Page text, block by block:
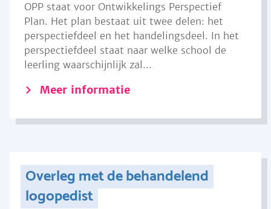
OPP staat voor Ontwikkelings Perspectief
Plan. Het plan bestaat uit twee delen: het
perspectiefdeel en het handelingsdeel. In het
perspectiefdeel staat naar welke school de
leerling waarschijnlijk zal...
Meer informatie
Overleg met de behandelend
logopedist